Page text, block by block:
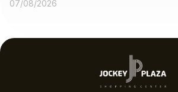
melhores no voto
07/08/2026